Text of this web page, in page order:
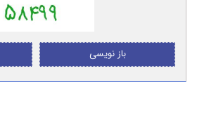
باز نویسی